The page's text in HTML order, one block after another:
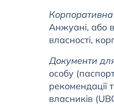
Корпоративна
Анжуані, або
власності,
Документи
особу
рекомендації
власників